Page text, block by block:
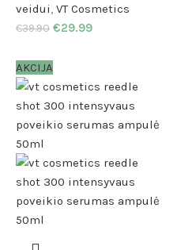
veidui, VT Cosmetics
€39.90 €29.99
AKCIJA